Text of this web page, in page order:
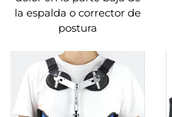
la espalda o corrector de
postura